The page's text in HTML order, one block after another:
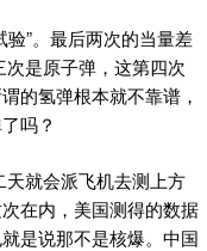
”。最后两次的当量差
是原子弹，这第四次
的氢弹根本就不靠谱，
吗？
就会派飞机去测上方
在内，美国测得的数据
是说那不是核爆。中国